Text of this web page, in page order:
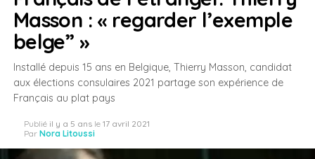
Masson : « regarder l’exemple
belge” »
Installé depuis 15 ans en Belgique, Thierry Masson, candidat
aux élections consulaires 2021 partage son expérience de
Français au plat pays
Publié il y a 5 ans le 17 avril 2021
Par Nora Litoussi